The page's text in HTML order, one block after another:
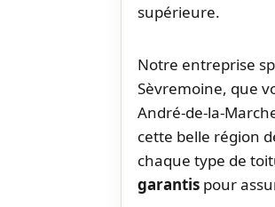
supérieure.
Notre entreprise
Sèvremoine, que
André-de-la-
cette belle région
chaque type de
garantis pour